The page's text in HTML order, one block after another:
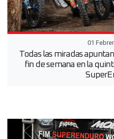
01
Todas las miradas
fin de semana en la